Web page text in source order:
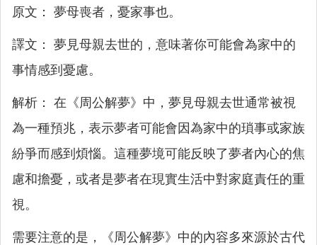
原文： 夢母喪者，憂家事也。
譯文： 夢見母親去世的，意味著你可能會為家中的
事情感到憂慮。
解析： 在《周公解夢》中，夢見母親去世通常被視
為一種預兆，表示夢者可能會因為家中的瑣事或家族
紛爭而感到煩惱。這種夢境可能反映了夢者內心的焦
慮和擔憂，或者是夢者在現實生活中對家庭責任的重
視。
需要注意的是，《周公解夢》中的內容多來源於古代